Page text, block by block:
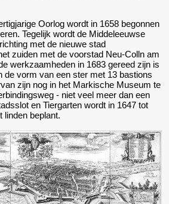
Oorlog wordt in 1658 begonnen
Tegelijk wordt de Middeleeuwse
met de nieuwe stad
zuiden met de voorstad Neu-Colln am
werkzaamheden in 1683 gereed zijn is
de vorm van een ster met 13 bastions
zijn nog in het Markische Museum te
- niet veel meer dan een
en Tiergarten wordt in 1647 tot
linden beplant.